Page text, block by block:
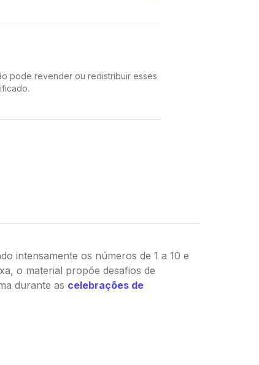
pode revender ou redistribuir esses
intensamente os números de 1 a 10 e
o material propõe desafios de
durante as celebrações de